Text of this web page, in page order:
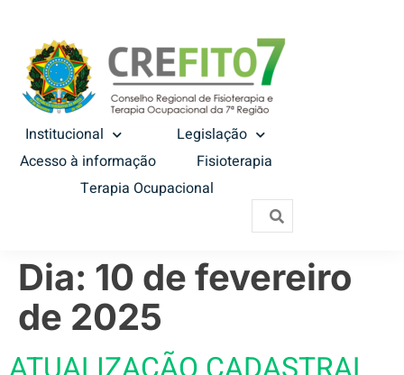
Institucional
Legislação
Acesso à informação
Fisioterapia
Terapia Ocupacional
Dia: 10 de fevereiro
de 2025